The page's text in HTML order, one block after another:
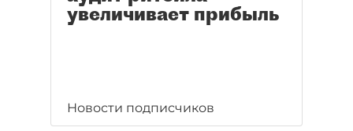
увеличивает прибыль
Новости подписчиков